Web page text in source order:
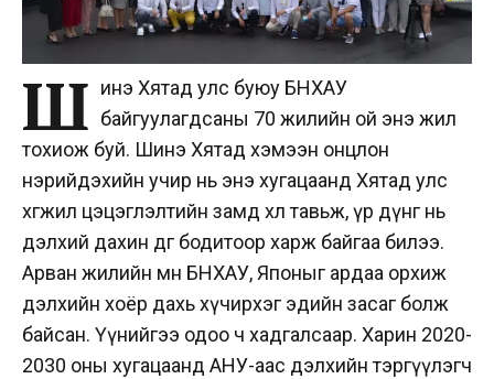
Ш инэ Хятад улс буюу БНХАУ
байгуулагдсаны 70 жилийн ой энэ жил
тохиож буй. Шинэ Хятад хэмээн онцлон
нэрийдэхийн учир нь энэ хугацаанд Хятад улс
хөгжил цэцэглэлтийн замд хөл тавьж, үр дүнг нь
дэлхий дахин өдгөө бодитоор харж байгаа билээ.
Арван жилийн өмнө БНХАУ, Японыг ардаа орхиж
дэлхийн хоёр дахь хүчирхэг эдийн засаг болж
байсан. Үүнийгээ одоо ч хадгалсаар. Харин 2020-
2030 оны хугацаанд АНУ-аас дэлхийн тэргүүлэгч